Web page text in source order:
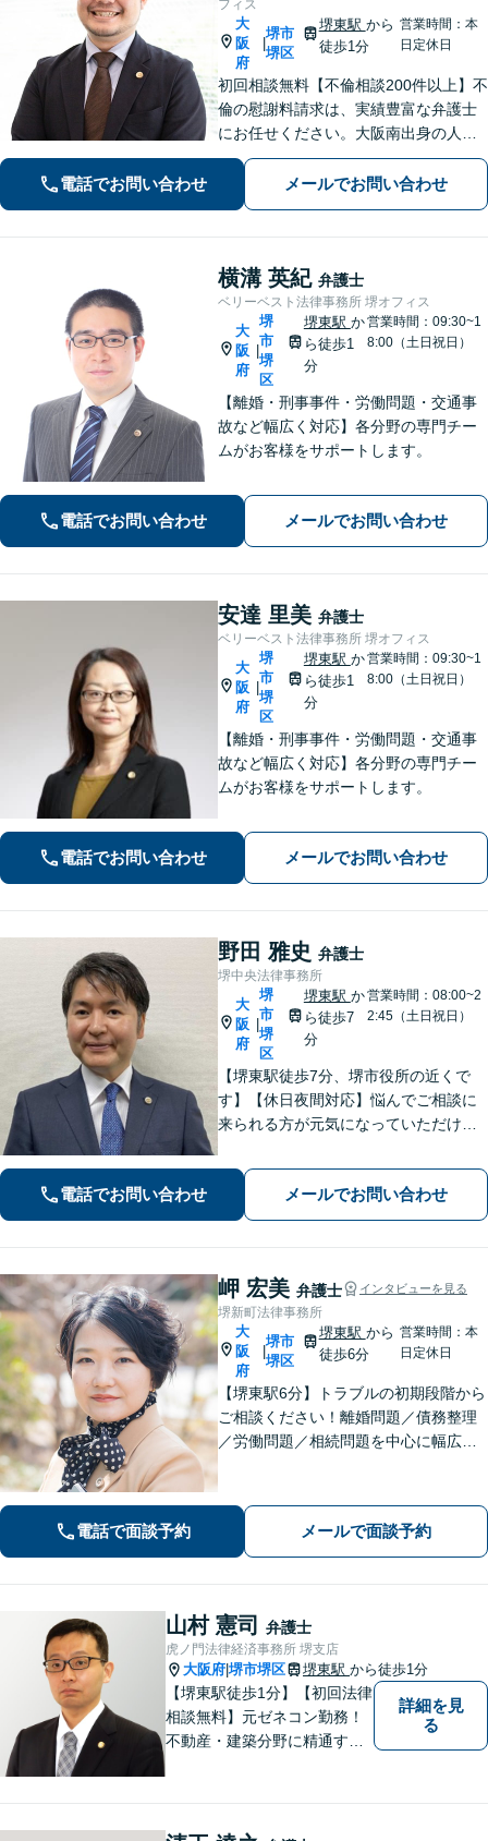
フィス
大
阪
府
堺市
堺区
堺東駅 から
徒歩1分
営業時間：本
日定休日
初回相談無料【不倫相談200件以上】不
倫の慰謝料請求は、実績豊富な弁護士
にお任せください。大阪南出身の人情
派弁護士が対応【交通事故も強い】交
通事故に遭われてお困りの方はお気軽
にお電話ください【当日／夜間／休日
電話でお問い合わせ メールでお問い合わせ
横溝 英紀 弁護士
ベリーベスト法律事務所 堺オフィス
大
阪
府
堺
市
堺
区
堺東駅 か
ら徒歩1
分
営業時間：09:30~1
8:00（土日祝日）
【離婚・刑事事件・労働問題・交通事
故など幅広く対応】各分野の専門チー
ムがお客様をサポートします。
電話でお問い合わせ メールでお問い合わせ
安達 里美 弁護士
ベリーベスト法律事務所 堺オフィス
大
阪
府
堺
市
堺
区
堺東駅 か
ら徒歩1
分
営業時間：09:30~1
8:00（土日祝日）
【離婚・刑事事件・労働問題・交通事
故など幅広く対応】各分野の専門チー
ムがお客様をサポートします。
電話でお問い合わせ メールでお問い合わせ
野田 雅史 弁護士
堺中央法律事務所
大
阪
府
堺
市
堺
区
堺東駅 か
ら徒歩7
分
営業時間：08:00~2
2:45（土日祝日）
【堺東駅徒歩7分、堺市役所の近くで
す】【休日夜間対応】悩んでご相談に
来られる方が元気になっていただける
に法律相談のご予約についてお問合せ
ください。分野によっては、初回30分
間の無料相談を実施しております。
電話でお問い合わせ メールでお問い合わせ
岬 宏美 弁護士 インタビューを見る
堺新町法律事務所
大
阪
府
堺市
堺区
堺東駅 から
徒歩6分
営業時間：本
日定休日
【堺東駅6分】トラブルの初期段階から
ご相談ください！離婚問題／債務整理
／労働問題／相続問題を中心に幅広く
す【完全個室】
電話で面談予約 メールで面談予約
山村 憲司 弁護士
虎ノ門法律経済事務所 堺支店
大阪府 堺市堺区 堺東駅 から徒歩1分
【堺東駅徒歩1分】【初回法律
相談無料】元ゼネコン勤務！
不動産・建築分野に精通する
す！全国の支店ネットワーク
詳細を見
る